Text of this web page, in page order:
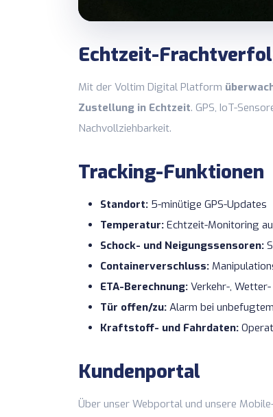
Echtzeit-
Mit der Voltim Digital Platform
Zustellung in Echtzeit. GPS, IoT-
Nachvollziehbarkeit.
Tracking-Funktionen
Standort: 5-minütige GPS-Updates
Temperatur: Echtzeit-Monitoring
Schock- und Neigungssensoren:
Containerverschluss:
ETA-Berechnung: Verkehr-,
Tür offen/zu: Alarm bei
Kraftstoff- und Fahrdaten:
Kundenportal
Über unser Webportal und unsere